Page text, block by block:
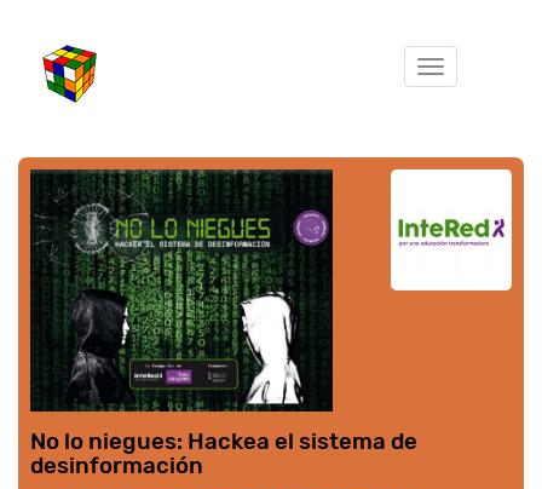
Toggle
No lo niegues: Hackea el sistema de
desinformación